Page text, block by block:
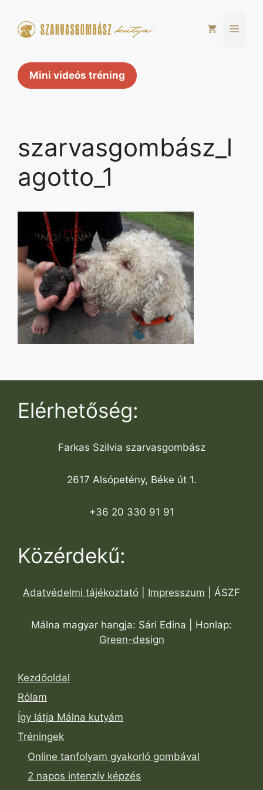
tartalomba
Mini videós tréning
szarvasgombász_l
agotto_1
Elérhetőség:
Farkas Szilvia szarvasgombász
2617 Alsópetény, Béke út 1.
+36 20 330 91 91
Közérdekű:
Adatvédelmi tájékoztató Impresszum | ÁSZF
Málna magyar hangja: Sári Edina | Honlap:
Green-design
Kezdőoldal
Rólam
Így látja Málna kutyám
Tréningek
Online tanfolyam gyakorló gombával
2 napos intenzív képzés